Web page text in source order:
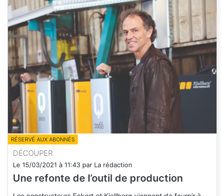
RÉSERVÉ AUX ABONNÉS
DÉCOUPER
Le 15/03/2021 à 11:43 par La rédaction
Une refonte de l’outil de production